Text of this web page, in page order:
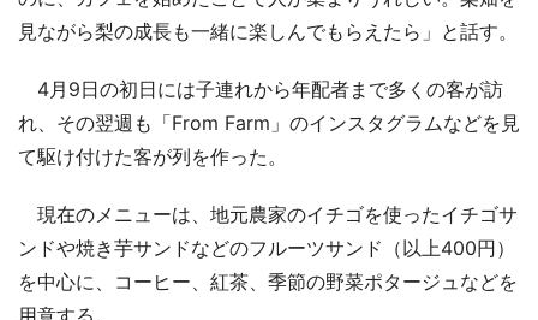
見ながら梨の成長も一緒に楽しんでもらえたら」と話す。
4月9日の初日には子連れから年配者まで多くの客が訪
れ、その翌週も「From Farm」のインスタグラムなどを見
て駆け付けた客が列を作った。
現在のメニューは、地元農家のイチゴを使ったイチゴサ
ンドや焼き芋サンドなどのフルーツサンド（以上400円）
を中心に、コーヒー、紅茶、季節の野菜ポタージュなどを
用意する。